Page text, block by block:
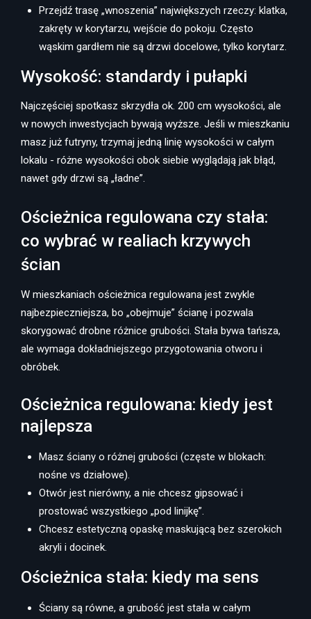
Przejdź trasę „wnoszenia” największych rzeczy: klatka,
zakręty w korytarzu, wejście do pokoju. Często
wąskim gardłem nie są drzwi docelowe, tylko korytarz.
Wysokość: standardy i pułapki
Najczęściej spotkasz skrzydła ok. 200 cm wysokości, ale
w nowych inwestycjach bywają wyższe. Jeśli w mieszkaniu
masz już futryny, trzymaj jedną linię wysokości w całym
lokalu - różne wysokości obok siebie wyglądają jak błąd,
nawet gdy drzwi są „ładne”.
Ościeżnica regulowana czy stała:
co wybrać w realiach krzywych
ścian
W mieszkaniach ościeżnica regulowana jest zwykle
najbezpieczniejsza, bo „obejmuje” ścianę i pozwala
skorygować drobne różnice grubości. Stała bywa tańsza,
ale wymaga dokładniejszego przygotowania otworu i
obróbek.
Ościeżnica regulowana: kiedy jest
najlepsza
Masz ściany o różnej grubości (częste w blokach:
nośne vs działowe).
Otwór jest nierówny, a nie chcesz gipsować i
prostować wszystkiego „pod linijkę”.
Chcesz estetyczną opaskę maskującą bez szerokich
akryli i docinek.
Ościeżnica stała: kiedy ma sens
Ściany są równe, a grubość jest stała w całym